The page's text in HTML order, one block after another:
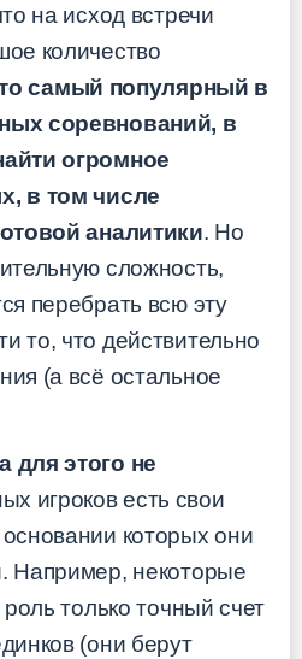
на исход встречи
количество
самый популярный в
соревнований, в
огромное
в том числе
аналитики. Но
сложность,
перебрать всю эту
то, что действительно
(а всё остальное
для этого не
игроков есть свои
которых они
Например, некоторые
только точный счет
(они берут